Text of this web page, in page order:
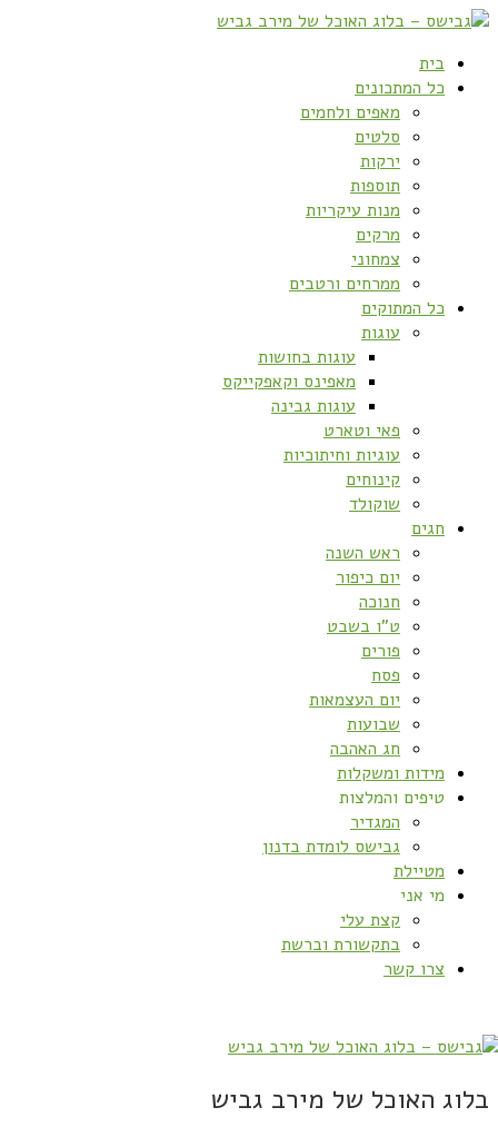
בית
כל המתכונים
מאפים ולחמים
סלטים
ירקות
תוספות
מנות עיקריות
מרקים
צמחוני
ממרחים ורטבים
כל המתוקים
עוגות
עוגות בחושות
מאפינס וקאפקייקס
עוגות גבינה
פאי וטארט
עוגיות וחיתוכיות
קינוחים
שוקולד
חגים
ראש השנה
יום כיפור
חנוכה
ט”ו בשבט
פורים
פסח
יום העצמאות
שבועות
חג האהבה
מידות ומשקלות
טיפים והמלצות
המגדיר
גבישס לומדת בדנון
מטיילת
מי אני
קצת עלי
בתקשורת וברשת
צרו קשר
בלוג האוכל של מירב גביש